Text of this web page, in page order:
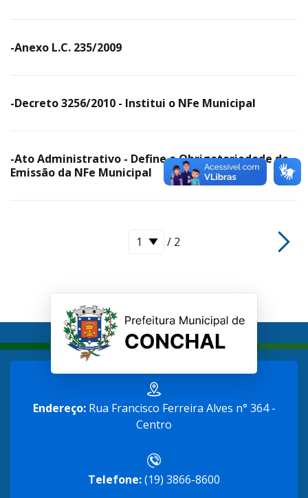
-Anexo L.C. 235/2009
-Decreto 3256/2010 - Institui o NFe Municipal
-Ato Administrativo - Define a Obrigatoriedade de
Emissão da NFe Municipal
/ 2
Endereço:Rua Francisco Ferreira Alves n° 364 -
Centro
Telefone:(19) 3866-8600